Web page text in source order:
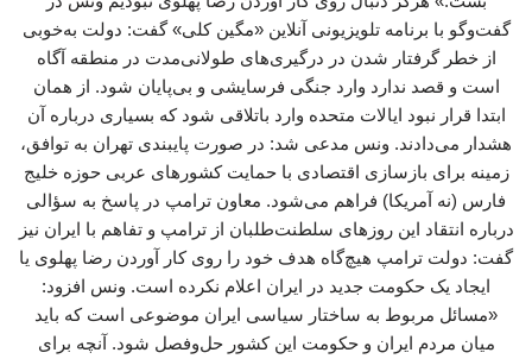
گفت‌وگو با برنامه تلویزیونی آنلاین «مگین کلی» گفت: دولت به‌خوبی
از خطر گرفتار شدن در درگیری‌های طولانی‌مدت در منطقه آگاه
است و قصد ندارد وارد جنگی فرسایشی و بی‌پایان شود. از همان
ابتدا قرار نبود ایالات متحده وارد باتلاقی شود که بسیاری درباره آن
هشدار می‌دادند. ونس مدعی شد: در صورت پایبندی تهران به توافق،
زمینه برای بازسازی اقتصادی با حمایت کشورهای عربی حوزه خلیج
فارس (نه آمریکا) فراهم می‌شود. معاون ترامپ در پاسخ به سؤالی
درباره انتقاد این روزهای سلطنت‌طلبان از ترامپ و تفاهم با ایران نیز
گفت: دولت ترامپ هیچ‌گاه هدف خود را روی کار آوردن رضا پهلوی یا
ایجاد یک حکومت جدید در ایران اعلام نکرده است. ونس افزود:
«مسائل مربوط به ساختار سیاسی ایران موضوعی است که باید
میان مردم ایران و حکومت این کشور حل‌وفصل شود. آنچه برای